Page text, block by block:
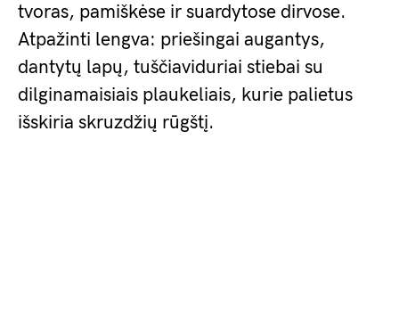
tvoras, pamiškėse ir suardytose dirvose.
Atpažinti lengva: priešingai augantys,
dantytų lapų, tuščiaviduriai stiebai su
dilginamaisiais plaukeliais, kurie palietus
išskiria skruzdžių rūgštį.